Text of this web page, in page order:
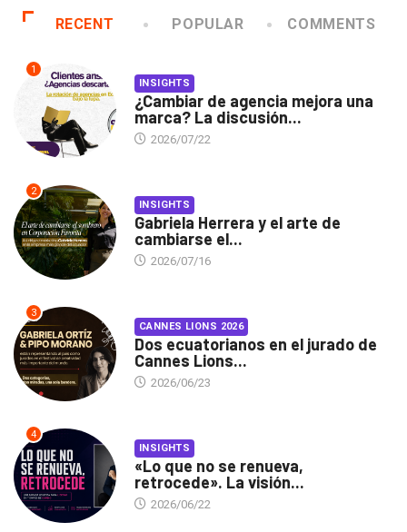
RECENT POPULAR COMMENTS
1
INSIGHTS
¿Cambiar de agencia mejora una
marca? La discusión...
2026/07/22
2
INSIGHTS
Gabriela Herrera y el arte de
cambiarse el...
2026/07/16
3
CANNES LIONS 2026
Dos ecuatorianos en el jurado de
Cannes Lions...
2026/06/23
4
INSIGHTS
«Lo que no se renueva,
retrocede». La visión...
2026/06/22